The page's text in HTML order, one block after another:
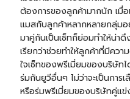
ต้องการของลูกค้ามากนัก เมื่
แมสกับลูกค้าหลากหลายกลุ่ม
มาคู่กันเป็นเซ็ทก็ย่อมทำให้น่า
เรียกว่าช่วยทำให้ลูกค้าที่มีคว
ใจเซ็ทของพรีเมี่ยมของบริษัท
ร่มกันยูวีอื่นๆ ไม่ว่าจะเป็นการ
หรือร่มพรีเมี่ยมของบริษัทคู่แข่